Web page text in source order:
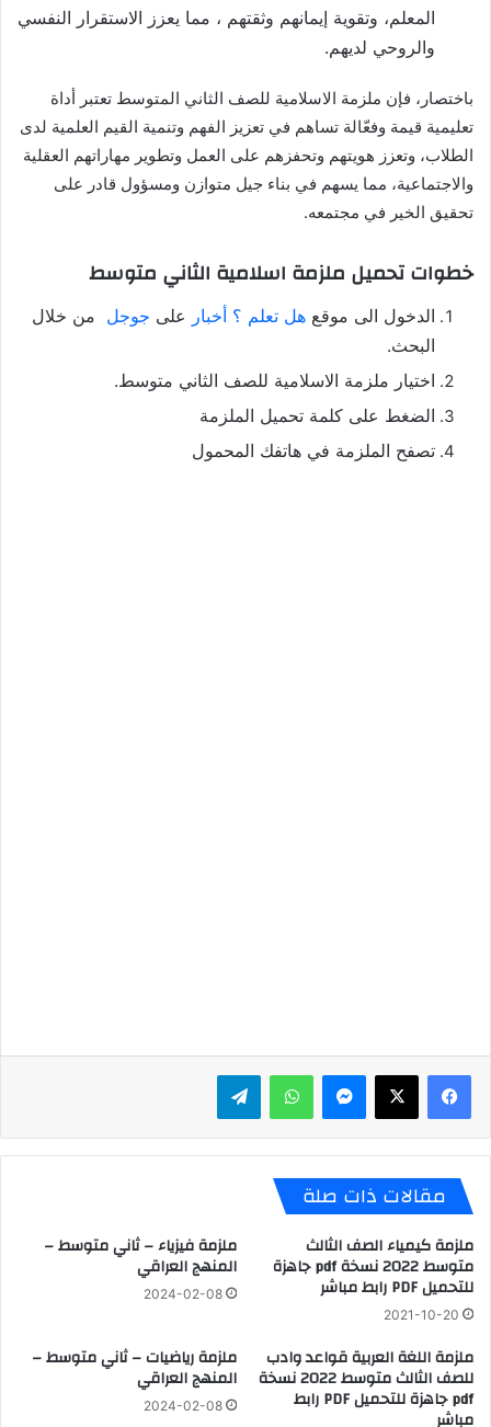
المعلم، وتقوية إيمانهم وثقتهم ، مما يعزز الاستقرار النفسي
والروحي لديهم.
باختصار، فإن ملزمة الاسلامية للصف الثاني المتوسط تعتبر أداة
تعليمية قيمة وفعّالة تساهم في تعزيز الفهم وتنمية القيم العلمية لدى
الطلاب، وتعزز هويتهم وتحفزهم على العمل وتطوير مهاراتهم العقلية
والاجتماعية، مما يسهم في بناء جيل متوازن ومسؤول قادر على
تحقيق الخير في مجتمعه.
خطوات تحميل ملزمة اسلامية الثاني متوسط
الدخول الى موقع هل تعلم ؟ أخبار على جوجل من خلال
البحث.
اختيار ملزمة الاسلامية للصف الثاني متوسط.
الضغط على كلمة تحميل الملزمة
تصفح الملزمة في هاتفك المحمول
ماسنجر واتساب تيلقرام
مقالات ذات صلة
ملزمة كيمياء الصف الثالث
متوسط 2022 نسخة pdf جاهزة
للتحميل PDF رابط مباشر
2021-10-20
ملزمة فيزياء – ثاني متوسط –
المنهج العراقي
2024-02-08
ملزمة اللغة العربية قواعد وادب
للصف الثالث متوسط 2022 نسخة
pdf جاهزة للتحميل PDF رابط
مباشر
ملزمة رياضيات – ثاني متوسط –
المنهج العراقي
2024-02-08